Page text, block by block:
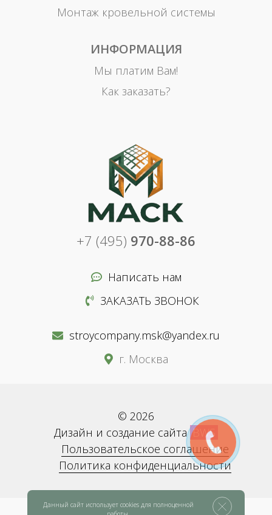
Монтаж кровельной системы
ИНФОРМАЦИЯ
Мы платим Вам!
Как заказать?
+7 (495) 970-88-86
Написать нам
ЗАКАЗАТЬ ЗВОНОК
stroycompany.msk@yandex.ru
г. Москва
© 2026
Дизайн и создание сайтаBWS
Пользовательское соглашение
Политика конфиденциальности
Данный сайт использует cookies для полноценной